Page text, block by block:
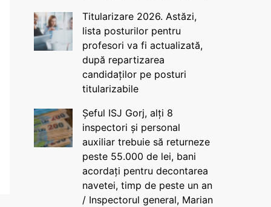
Titularizare 2026. Astăzi,
lista posturilor pentru
profesori va fi actualizată,
după repartizarea
candidaților pe posturi
titularizabile
Șeful ISJ Gorj, alți 8
inspectori și personal
auxiliar trebuie să returneze
peste 55.000 de lei, bani
acordați pentru decontarea
navetei, timp de peste un an
/ Inspectorul general, Marian